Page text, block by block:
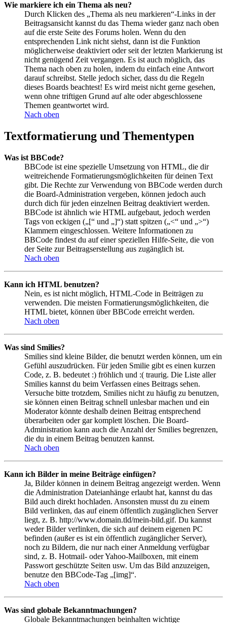
Wie markiere ich ein Thema als neu?
Durch Klicken des „Thema als neu markieren“-Links in der
Beitragsansicht kannst du das Thema wieder ganz nach oben
auf die erste Seite des Forums holen. Wenn du den
entsprechenden Link nicht siehst, dann ist die Funktion
möglicherweise deaktiviert oder seit der letzten Markierung ist
nicht genügend Zeit vergangen. Es ist auch möglich, das
Thema nach oben zu holen, indem du einfach eine Antwort
darauf schreibst. Stelle jedoch sicher, dass du die Regeln
dieses Boards beachtest! Es wird meist nicht gerne gesehen,
wenn ohne triftigen Grund auf alte oder abgeschlossene
Themen geantwortet wird.
Nach oben
Textformatierung und Thementypen
Was ist BBCode?
BBCode ist eine spezielle Umsetzung von HTML, die dir
weitreichende Formatierungsmöglichkeiten für deinen Text
gibt. Die Rechte zur Verwendung von BBCode werden durch
die Board-Administration vergeben, können jedoch auch
durch dich für jeden einzelnen Beitrag deaktiviert werden.
BBCode ist ähnlich wie HTML aufgebaut, jedoch werden
Tags von eckigen („[“ und „]“) statt spitzen („<“ und „>“)
Klammern eingeschlossen. Weitere Informationen zu
BBCode findest du auf einer speziellen Hilfe-Seite, die von
der Seite zur Beitragserstellung aus zugänglich ist.
Nach oben
Kann ich HTML benutzen?
Nein, es ist nicht möglich, HTML-Code in Beiträgen zu
verwenden. Die meisten Formatierungsmöglichkeiten, die
HTML bietet, können über BBCode erreicht werden.
Nach oben
Was sind Smilies?
Smilies sind kleine Bilder, die benutzt werden können, um ein
Gefühl auszudrücken. Für jeden Smilie gibt es einen kurzen
Code, z. B. bedeutet :) fröhlich und :( traurig. Die Liste aller
Smilies kannst du beim Verfassen eines Beitrags sehen.
Versuche bitte trotzdem, Smilies nicht zu häufig zu benutzen,
sie können einen Beitrag schnell unlesbar machen und ein
Moderator könnte deshalb deinen Beitrag entsprechend
überarbeiten oder gar komplett löschen. Die Board-
Administration kann auch die Anzahl der Smilies begrenzen,
die du in einem Beitrag benutzen kannst.
Nach oben
Kann ich Bilder in meine Beiträge einfügen?
Ja, Bilder können in deinem Beitrag angezeigt werden. Wenn
die Administration Dateianhänge erlaubt hat, kannst du das
Bild auch direkt hochladen. Ansonsten musst du zu einem
Bild verlinken, das auf einem öffentlich zugänglichen Server
liegt, z. B. http://www.domain.tld/mein-bild.gif. Du kannst
weder Bilder verlinken, die sich auf deinem eigenen PC
befinden (außer es ist ein öffentlich zugänglicher Server),
noch zu Bildern, die nur nach einer Anmeldung verfügbar
sind, z. B. Hotmail- oder Yahoo-Mailboxen, mit einem
Passwort geschützte Seiten usw. Um das Bild anzuzeigen,
benutze den BBCode-Tag „[img]“.
Nach oben
Was sind globale Bekanntmachungen?
Globale Bekanntmachungen beinhalten wichtige